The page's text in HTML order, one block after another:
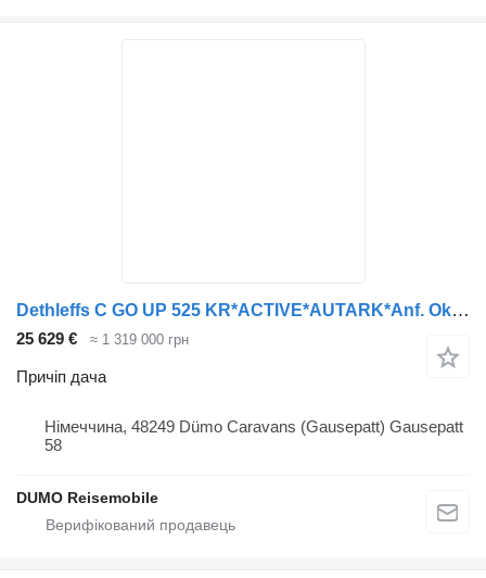
Dethleffs C GO UP 525 KR*ACTIVE*AUTARK*Anf. Okt. 26*
25 629 € ≈ 1 319 000 грн
Причіп дача
Німеччина, 48249 Dümo Caravans (Gausepatt) Gausepatt
58
DUMO Reisemobile